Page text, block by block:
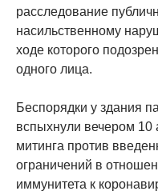
расследование
насильственному
ходе которого
одного лица.
Беспорядки у здания
вспыхнули вечером 10
митинга против
ограничений в
иммунитета к